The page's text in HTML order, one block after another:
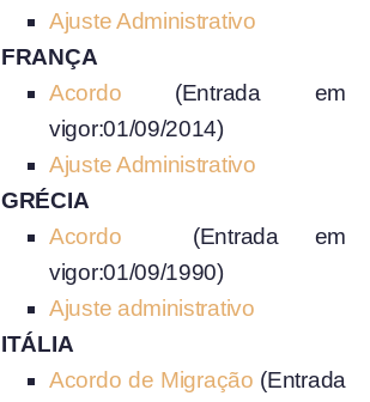
Ajuste Administrativo
FRANÇA
Acordo (Entrada em
vigor:01/09/2014)
Ajuste Administrativo
GRÉCIA
Acordo (Entrada em
vigor:01/09/1990)
Ajuste administrativo
ITÁLIA
Acordo de Migração (Entrada